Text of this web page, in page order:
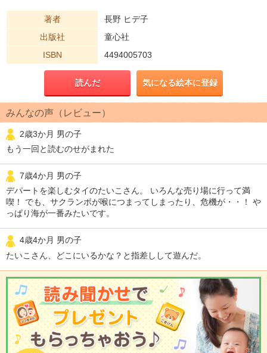
著者
長野 ヒデ子
出版社
童心社
ISBN
4494005703
読んだ 気になる絵本に登録
みんなの声（レビュー）
2歳3か月 男の子
もう一回と読むのせがまれた
7歳4か月 男の子
デパートを楽しむタイのたいこさん。 いろんな売り場に行って満
喫！ でも、サクランボが喉につまってしまったり、危機が・・！ や
っぱり海が一番みたいです。
4歳4か月 男の子
たいこさん、どこにいるかな？と指差しして遊んだ。